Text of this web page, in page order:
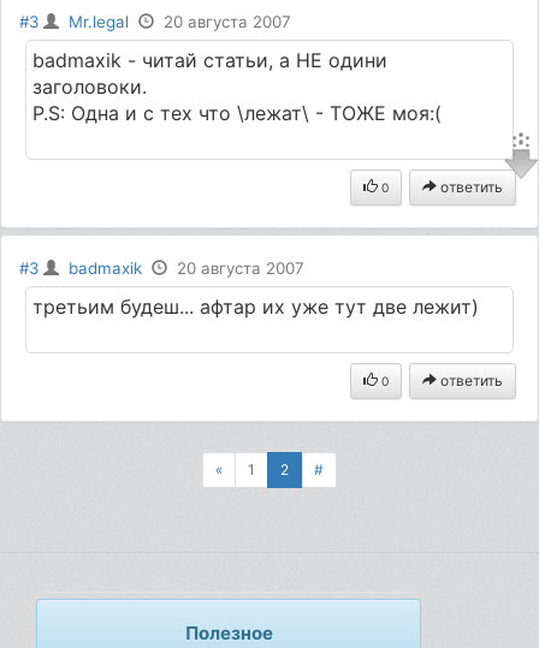
#3 Mr.legal 20 августа 2007
badmaxik - читай статьи, а НЕ одини
заголовоки.
P.S: Одна и с тех что \лежат\ - ТОЖЕ моя:(
0 ответить
#3 badmaxik 20 августа 2007
третьим будеш... афтар их уже тут две лежит)
0 ответить
« 1 2 #
Полезное